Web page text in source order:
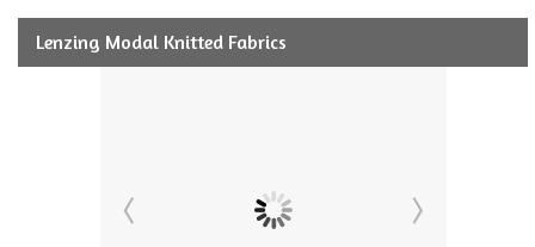
Lenzing Modal Knitted Fabrics